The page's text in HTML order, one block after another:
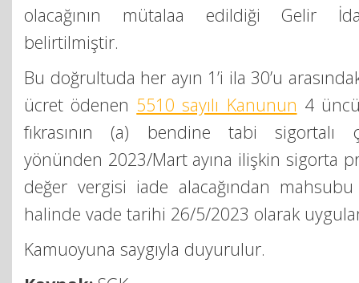
olacağının mütalaa edildiği Gelir
belirtilmiştir.
Bu doğrultuda her ayın 1’i ila 30’u
ücret ödenen 5510 sayılı Kanunun 4
fıkrasının (a) bendine tabi sigortalı
yönünden 2023/Mart ayına ilişkin sigorta
değer vergisi iade alacağından
halinde vade tarihi 26/5/2023 olarak
Kamuoyuna saygıyla duyurulur.